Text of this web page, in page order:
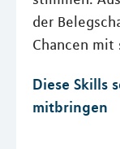
der
Chancen mit
Diese Skills
mitbringen